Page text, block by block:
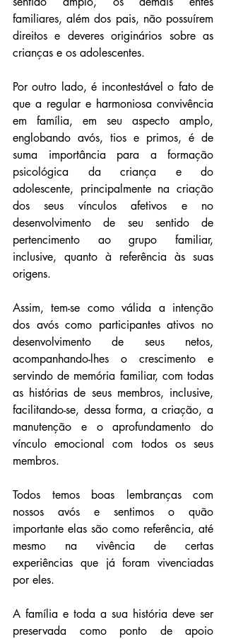
familiares, além dos pais, não possuírem
direitos e deveres originários sobre as
crianças e os adolescentes.
Por outro lado, é incontestável o fato de
que a regular e harmoniosa convivência
em família, em seu aspecto amplo,
englobando avós, tios e primos, é de
suma importância para a formação
psicológica da criança e do
adolescente, principalmente na criação
dos seus vínculos afetivos e no
desenvolvimento de seu sentido de
pertencimento ao grupo familiar,
inclusive, quanto à referência às suas
origens.
Assim, tem-se como válida a intenção
dos avós como participantes ativos no
desenvolvimento de seus netos,
acompanhando-lhes o crescimento e
servindo de memória familiar, com todas
as histórias de seus membros, inclusive,
facilitando-se, dessa forma, a criação, a
manutenção e o aprofundamento do
vínculo emocional com todos os seus
membros.
Todos temos boas lembranças com
nossos avós e sentimos o quão
importante elas são como referência, até
mesmo na vivência de certas
experiências que já foram vivenciadas
por eles.
A família e toda a sua história deve ser
preservada como ponto de apoio